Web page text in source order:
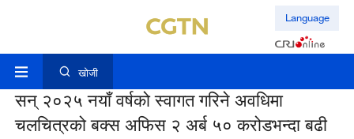
Language
खोजी
सन् २०२५ नयाँ वर्षको स्वागत गरिने अवधिमा
चलचित्रको बक्स अफिस २ अर्ब ५० करोडभन्दा बढी